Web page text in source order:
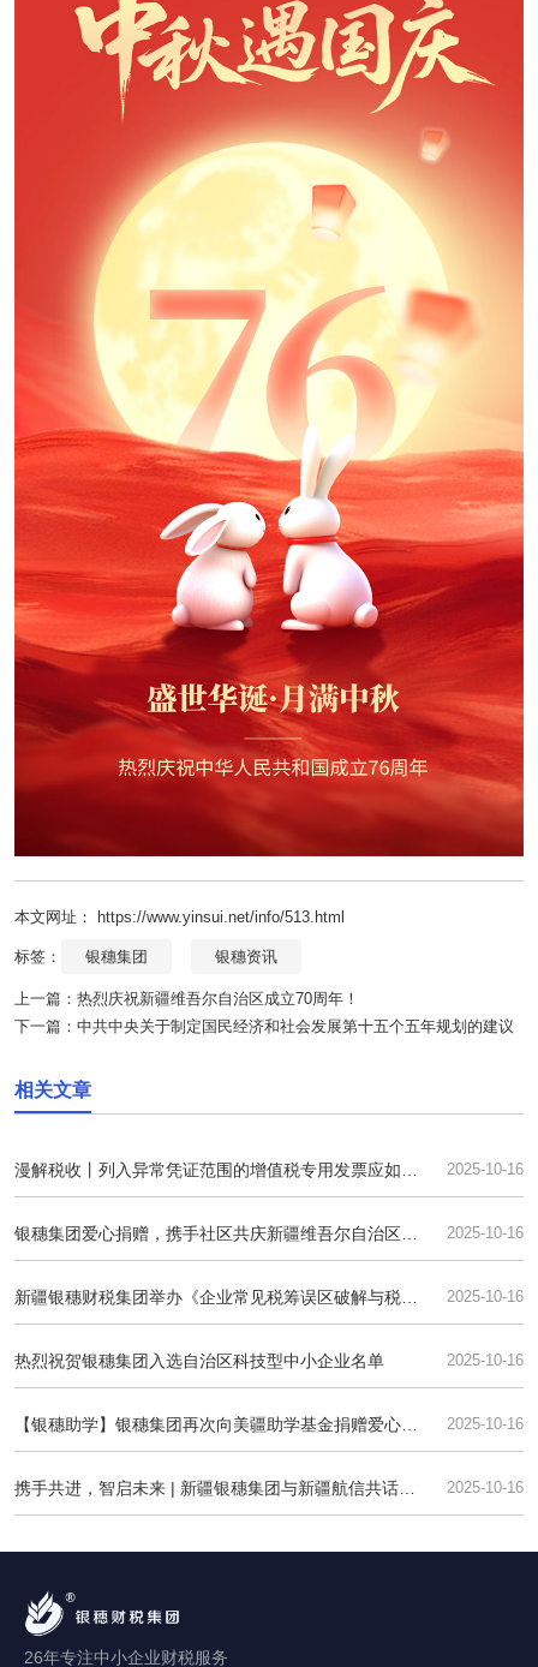
本文网址： https://www.yinsui.net/info/513.html
标签： 银穗集团 银穗资讯
上一篇： 热烈庆祝新疆维吾尔自治区成立70周年！
下一篇： 中共中央关于制定国民经济和社会发展第十五个五年规划的建议
相关文章
2025-10-16
漫解税收丨列入异常凭证范围的增值税专用发票应如何
处理？
2025-10-16
银穗集团爱心捐赠，携手社区共庆新疆维吾尔自治区成
立70周年
2025-10-16
新疆银穗财税集团举办《企业常见税筹误区破解与税务
合规实战培训》，助力企业应对智慧税务新时代
2025-10-16
热烈祝贺银穗集团入选自治区科技型中小企业名单
2025-10-16
【银穗助学】银穗集团再次向美疆助学基金捐赠爱心助
学金
2025-10-16
携手共进，智启未来 | 新疆银穗集团与新疆航信共话财
税信息化新篇章
26年专注中小企业财税服务